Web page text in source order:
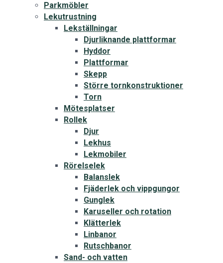
Parkmöbler
Lekutrustning
Lekställningar
Djurliknande plattformar
Hyddor
Plattformar
Skepp
Större tornkonstruktioner
Torn
Mötesplatser
Rollek
Djur
Lekhus
Lekmobiler
Rörelselek
Balanslek
Fjäderlek och vippgungor
Gunglek
Karuseller och rotation
Klätterlek
Linbanor
Rutschbanor
Sand- och vatten